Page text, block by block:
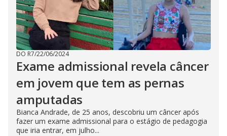
DO R7/22/06/2024
Exame admissional revela câncer
em jovem que tem as pernas
amputadas
Bianca Andrade, de 25 anos, descobriu um câncer após
fazer um exame admissional para o estágio de pedagogia
que iria entrar, em julho...